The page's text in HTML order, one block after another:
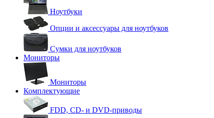
Ноутбуки
Опции и аксессуары для ноутбуков
Сумки для ноутбуков
Мониторы
Мониторы
Комплектующие
FDD, CD- и DVD-приводы